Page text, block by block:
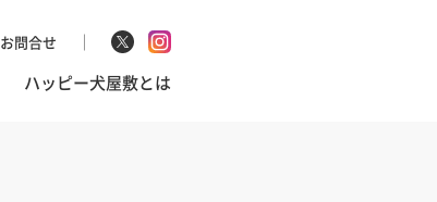
お問合せ
ハッピー犬屋敷とは